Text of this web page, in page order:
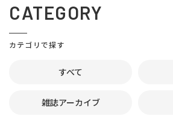
CATEGORY
カテゴリで探す
すべて
雑誌アーカイブ